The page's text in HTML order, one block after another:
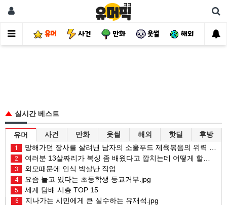
유머 사건 만화 웃썰 해외 핫
실시간 베스트
유머 사건 만화 웃썰 해외 핫딜 후방
1 망해가던 장사를 살려낸 남자의 소울푸드 제육볶음의 위력 ㅋㅋ
2 여러분 13살짜리가 복싱 좀 배웠다고 깝치는데 어떻게 할까요?
3 외모때문에 인식 박살난 직업
4 요즘 늘고 있다는 초등학생 등교거부.jpg
5 세계 담배 시총 TOP 15
6 지나가는 시민에게 큰 실수하는 유재석.jpg